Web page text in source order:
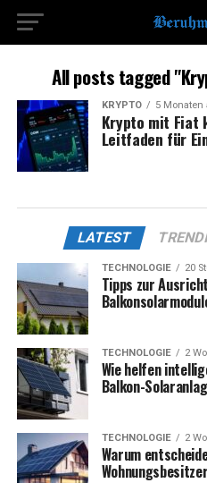
All posts tagged
KRYPTO 5 Monaten
Krypto mit Fiat
Leitfaden für
LATEST
TECHNOLOGIE 20
Tipps zur
TECHNOLOGIE 2
Wie helfen
Balkon-
TECHNOLOGIE 2
Warum